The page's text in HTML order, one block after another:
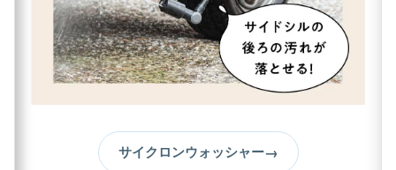
サイクロンウォッシャー→